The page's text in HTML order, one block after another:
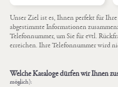
Unser Ziel ist es, Ihnen perfekt für
abgestimmte Informationen
Telefonnummer, um Sie für evtl.
erreichen. Ihre Telefonnummer wird
Welche Kataloge dürfen wir Ihnen
möglich):